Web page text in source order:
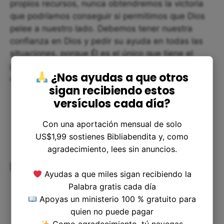
propios recursos, nunca obtendremos la victoria
que podríamos conseguir si permitimos que Dios
pelee a nuestro lado. Debemos tener nuestra
confianza en Dios y pedir su ayuda en todas las
situaciones, porque Él es el único que tiene el
poder para librarnos de cualquier peligro que
enfrentemos.
Reflexiones finales
¿Nos ayudas a que otros
sigan recibiendo estos
versículos cada día?
Con una aportación mensual de solo
US$1,99 sostienes Bibliabendita y, como
agradecimiento, lees sin anuncios.
Ayudas a que miles sigan recibiendo la
Palabra gratis cada día
Apoyas un ministerio 100 % gratuito para
quien no puede pagar